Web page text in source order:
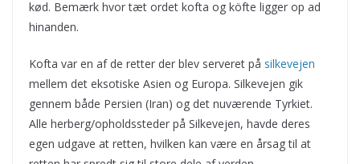
kød. Bemærk hvor tæt ordet kofta og köfte ligger op ad
hinanden.
Kofta var en af de retter der blev serveret på silkevejen
mellem det eksotiske Asien og Europa. Silkevejen gik
gennem både Persien (Iran) og det nuværende Tyrkiet.
Alle herberg/opholdssteder på Silkevejen, havde deres
egen udgave at retten, hvilken kan være en årsag til at